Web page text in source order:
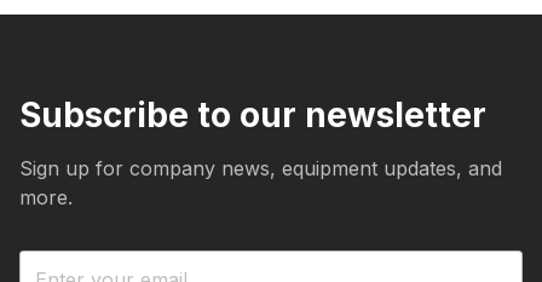
Subscribe to our newsletter
Sign up for company news, equipment updates, and
more.